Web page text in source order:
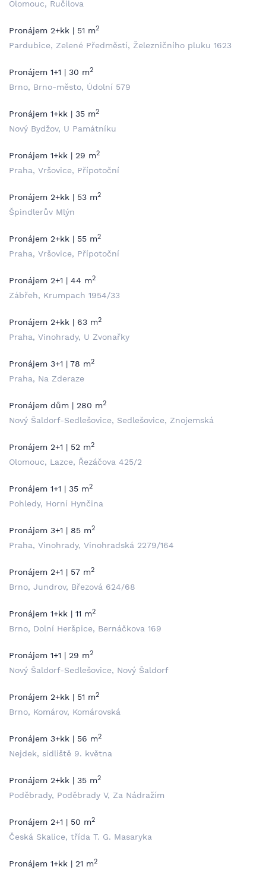
Olomouc, Ručilova
Pronájem 2+kk | 51 m2
Pardubice, Zelené Předměstí, Železničního pluku 1623
Pronájem 1+1 | 30 m2
Brno, Brno-město, Údolní 579
Pronájem 1+kk | 35 m2
Nový Bydžov, U Památníku
Pronájem 1+kk | 29 m2
Praha, Vršovice, Přípotoční
Pronájem 2+kk | 53 m2
Špindlerův Mlýn
Pronájem 2+kk | 55 m2
Praha, Vršovice, Přípotoční
Pronájem 2+1 | 44 m2
Zábřeh, Krumpach 1954/33
Pronájem 2+kk | 63 m2
Praha, Vinohrady, U Zvonařky
Pronájem 3+1 | 78 m2
Praha, Na Zderaze
Pronájem dům | 280 m2
Nový Šaldorf-Sedlešovice, Sedlešovice, Znojemská
Pronájem 2+1 | 52 m2
Olomouc, Lazce, Řezáčova 425/2
Pronájem 1+1 | 35 m2
Pohledy, Horní Hynčina
Pronájem 3+1 | 85 m2
Praha, Vinohrady, Vinohradská 2279/164
Pronájem 2+1 | 57 m2
Brno, Jundrov, Březová 624/68
Pronájem 1+kk | 11 m2
Brno, Dolní Heršpice, Bernáčkova 169
Pronájem 1+1 | 29 m2
Nový Šaldorf-Sedlešovice, Nový Šaldorf
Pronájem 2+kk | 51 m2
Brno, Komárov, Komárovská
Pronájem 3+kk | 56 m2
Nejdek, sídliště 9. května
Pronájem 2+kk | 35 m2
Poděbrady, Poděbrady V, Za Nádražím
Pronájem 2+1 | 50 m2
Česká Skalice, třída T. G. Masaryka
Pronájem 1+kk | 21 m2